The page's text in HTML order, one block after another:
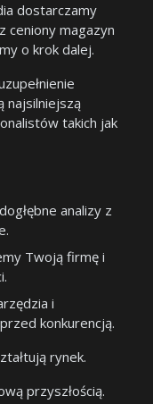
dostarczamy
ceniony magazyn
o krok dalej.
najsilniejszą
takich jak
analizy z
Twoją firmę i
i
konkurencją.
rynek.
przyszłością.